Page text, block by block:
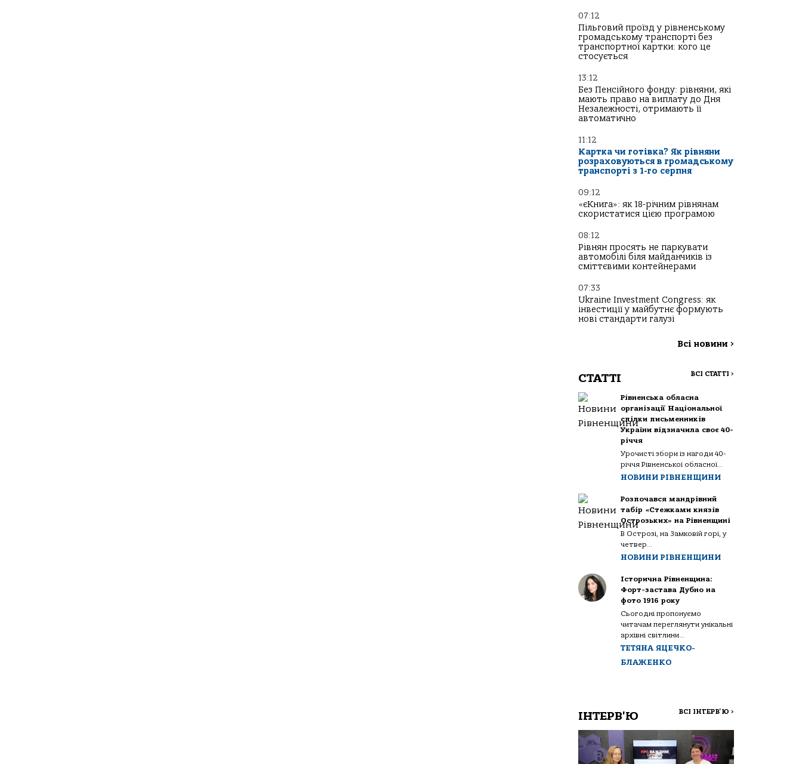
07:12
Пільговий проїзд у рівненському
громадському транспорті без
транспортної картки: кого це
стосується
13:12
Без Пенсійного фонду: рівняни, які
мають право на виплату до Дня
Незалежності, отримають її
автоматично
11:12
Картка чи готівка? Як рівняни
розраховуються в громадському
транспорті з 1-го серпня
09:12
«єКнига»: як 18-річним рівнянам
скористатися цією програмою
08:12
Рівнян просять не паркувати
автомобілі біля майданчиків із
сміттєвими контейнерами
07:33
Ukraine Investment Congress: як
інвестиції у майбутнє формують
нові стандарти галузі
Всі новини >
СТАТТІ ВСІ СТАТТІ >
Рівненська обласна
організації Національної
спілки письменників
України відзначила своє 40-
річчя
Урочисті збори із нагоди 40-
річчя Рівненської обласної...
НОВИНИ РІВНЕНЩИНИ
Розпочався мандрівний
табір «Стежками князів
Острозьких» на Рівненщині
В Острозі, на Замковій горі, у
четвер...
НОВИНИ РІВНЕНЩИНИ
Історична Рівненщина:
Форт-застава Дубно на
фото 1916 року
Сьогодні пропонуємо
читачам переглянути унікальні
архівні світлини...
ТЕТЯНА ЯЦЕЧКО-
БЛАЖЕНКО
ІНТЕРВ'Ю ВСІ ІНТЕРВ'Ю >